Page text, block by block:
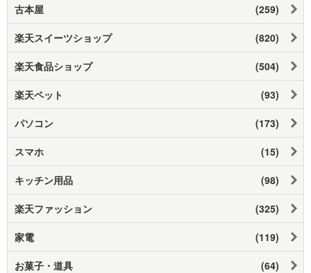
古本屋 (259)
楽天スイーツショップ (820)
楽天食品ショップ (504)
楽天ペット (93)
パソコン (173)
スマホ (15)
キッチン用品 (98)
楽天ファッション (325)
家電 (119)
お菓子・道具 (64)